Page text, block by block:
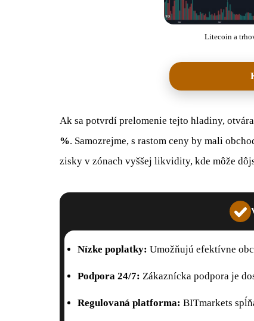
Litecoin a
Ak sa potvrdí prelomenie tejto hladiny,
%. Samozrejme, s rastom ceny by mali
zisky v zónach vyššej likvidity, kde môže
Nízke poplatky: Umožňujú efektívne
Podpora 24/7: Zákaznícka podpora je
Regulovaná platforma: BITmarkets